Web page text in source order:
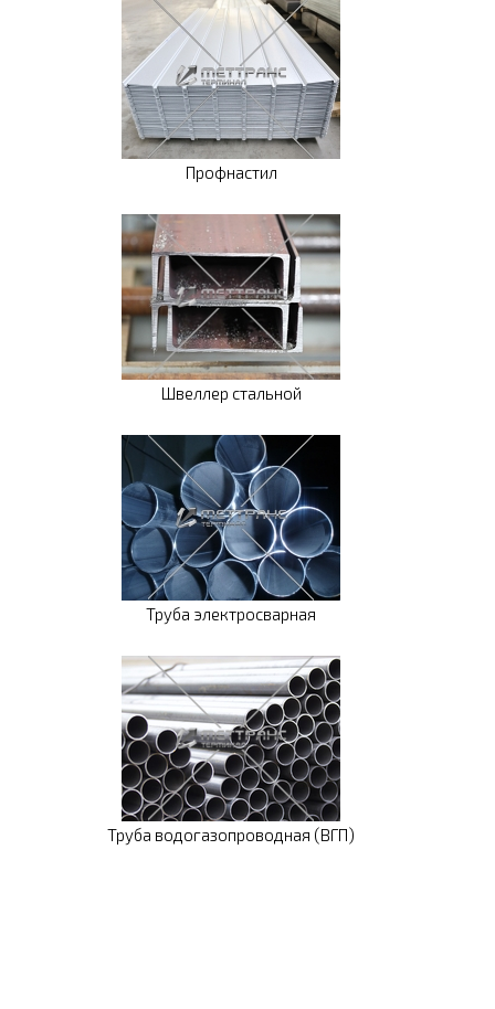
Профнастил
Швеллер стальной
Труба электросварная
Труба водогазопроводная (ВГП)